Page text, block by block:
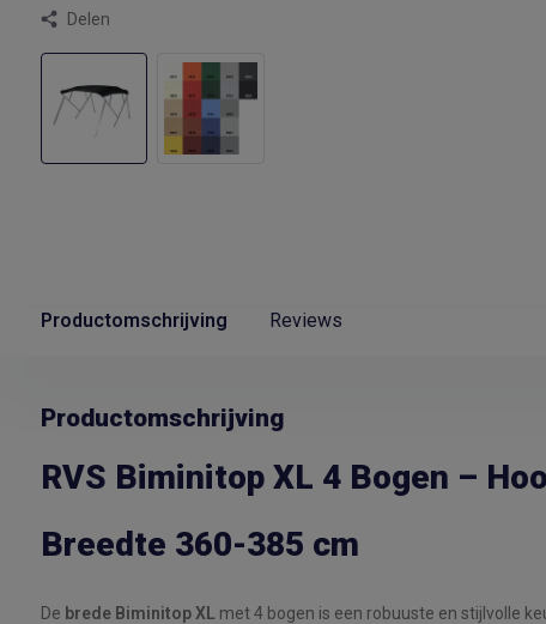
Delen
Productomschrijving Reviews
Productomschrijving
RVS Biminitop XL 4 Bogen –
Breedte 360-385 cm
De brede Biminitop XL met 4 bogen is een robuuste en stijlvolle